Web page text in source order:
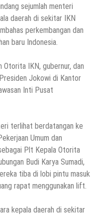
sejumlah menteri
daerah di sekitar IKN
perkembangan dan
baru Indonesia.
Otorita IKN, gubernur, dan
Jokowi di Kantor
Inti Pusat
terlihat berdatangan ke
Umum dan
Plt Kepala Otorita
Budi Karya Sumadi,
tiba di lobi pintu masuk
rapat menggunakan lift.
kepala daerah di sekitar